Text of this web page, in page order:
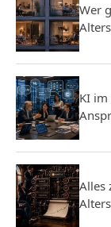
Wer
KI im
Alles